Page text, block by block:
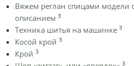
Вяжем реглан спицами модели
описанием 3
Техника шитья на машинке 3
Косой крой 3
Крой 3
3